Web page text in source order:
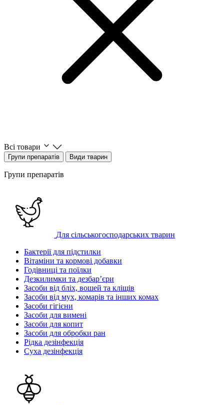
Всі товари
Групи препаратів Види тварин
Групи препаратів
Для сільськогосподарських тварин
Бактерії для підстилки
Вітаміни та кормові добавки
Годівниці та поїлки
Дезкилимки та дезбарʼєри
Засоби від бліх, вошей та кліщів
Засоби від мух, комарів та інших комах
Засоби гігієни
Засоби для вимені
Засоби для копит
Засоби для обробки ран
Рідка дезінфекція
Суха дезінфекція